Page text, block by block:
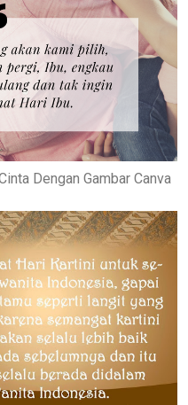
Dengan Gambar Canva